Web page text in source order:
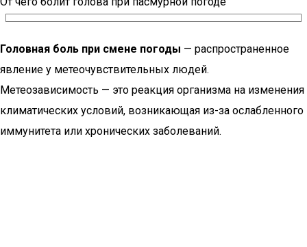
Головная боль при смене погоды — распространенное
явление у метеочувствительных людей.
Метеозависимость — это реакция организма на изменения
климатических условий, возникающая из-за ослабленного
иммунитета или хронических заболеваний.